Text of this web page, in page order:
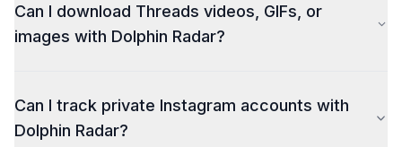
Can I download Threads videos, GIFs, or
images with Dolphin Radar?
Threads. With ourThreads Downloader，you can
save videos, GIFs, and images from Threads posts —
Can I track private Instagram accounts with
Dolphin Radar?